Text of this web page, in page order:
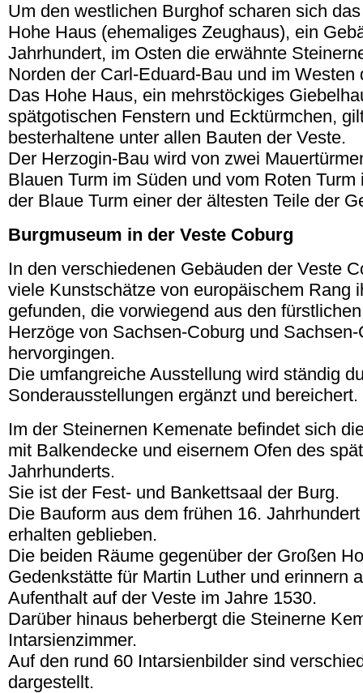
Um den westlichen Burghof scharen sich
Hohe Haus (ehemaliges Zeughaus), ein
Jahrhundert, im Osten die erwähnte
Norden der Carl-Eduard-Bau und im Westen
Das Hohe Haus, ein mehrstöckiges
spätgotischen Fenstern und Ecktürmchen,
besterhaltene unter allen Bauten der Veste.
Der Herzogin-Bau wird von zwei
Blauen Turm im Süden und vom Roten
der Blaue Turm einer der ältesten Teile der
Burgmuseum in der Veste Coburg
In den verschiedenen Gebäuden der Veste
viele Kunstschätze von europäischem Rang
gefunden, die vorwiegend aus den
Herzöge von Sachsen-Coburg und Sachsen-
hervorgingen.
Die umfangreiche Ausstellung wird ständig
Sonderausstellungen ergänzt und bereichert.
Im der Steinernen Kemenate befindet sich
mit Balkendecke und eisernem Ofen des
Jahrhunderts.
Sie ist der Fest- und Bankettsaal der Burg.
Die Bauform aus dem frühen 16.
erhalten geblieben.
Die beiden Räume gegenüber der Großen
Gedenkstätte für Martin Luther und erinnern
Aufenthalt auf der Veste im Jahre 1530.
Darüber hinaus beherbergt die Steinerne
Intarsienzimmer.
Auf den rund 60 Intarsienbilder sind
dargestellt.